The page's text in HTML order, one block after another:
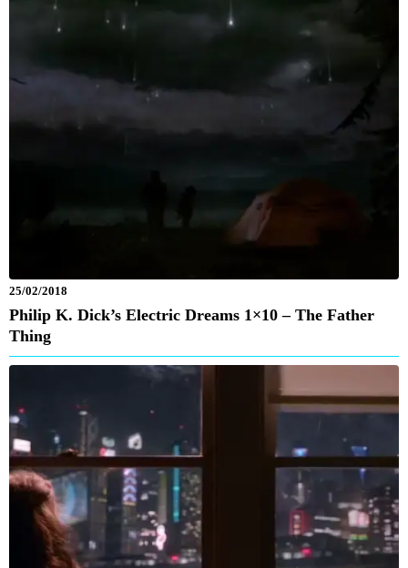
25/02/2018
Philip K. Dick’s Electric Dreams 1×10 – The Father
Thing